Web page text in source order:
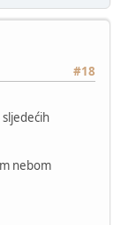
#18
nebom